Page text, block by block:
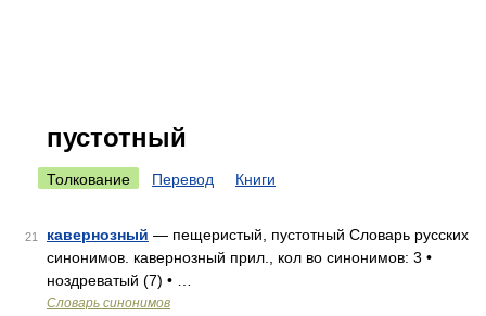
пустотный
Толкование Перевод Книги
21 кавернозный — пещеристый, пустотный Словарь русских
синонимов. кавернозный прил., кол во синонимов: 3 •
ноздреватый (7) • …
Словарь синонимов